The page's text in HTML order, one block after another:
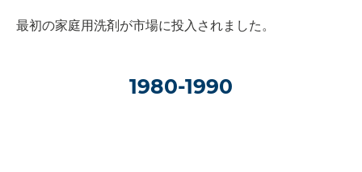
最初の家庭用洗剤が市場に投入されました。
1980-1990